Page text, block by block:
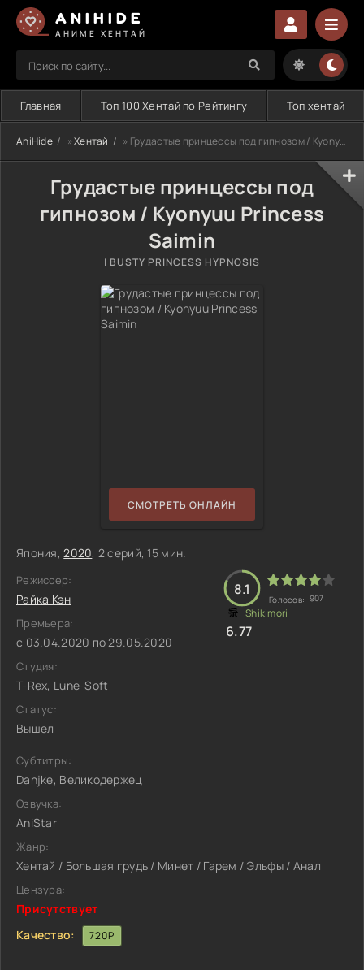
ANIHIDE
АНИМЕ ХЕНТАЙ
Главная Топ 100 Хентай по Рейтингу Топ хентай
AniHide »Хентай » Грудастые принцессы под гипнозом / Kyonyuu Princess Saimin
Грудастые принцессы под
гипнозом / Kyonyuu Princess
Saimin
| BUSTY PRINCESS HYPNOSIS
СМОТРЕТЬ ОНЛАЙН
Япония,2020, 2 серий, 15 мин.
Режиссер:
Райка Кэн
Премьера:
с 03.04.2020 по 29.05.2020
Студия:
T-Rex, Lune-Soft
Статус:
Вышел
8.1
Голосов: 907
6.77
Субтитры:
Danjke, Великодержец
Озвучка:
AniStar
Жанр:
Хентай / Большая грудь / Минет / Гарем / Эльфы / Анал
Цензура:
Присутствует
Качество:
720P